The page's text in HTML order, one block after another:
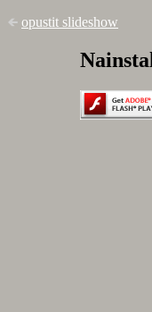
opustit slideshow